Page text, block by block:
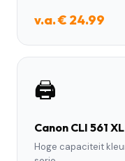
v.a. € 24.99
🖨️
Canon CLI 561
Hoge capaciteit